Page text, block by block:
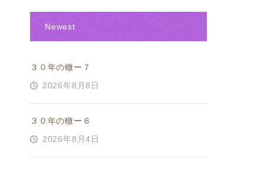
Newest
３０年の轍ー７
2026年8月8日
３０年の轍ー６
2026年8月4日